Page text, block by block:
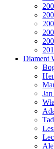
Diament